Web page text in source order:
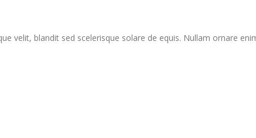
velit, blandit sed scelerisque solare de equis. Nullam ornare